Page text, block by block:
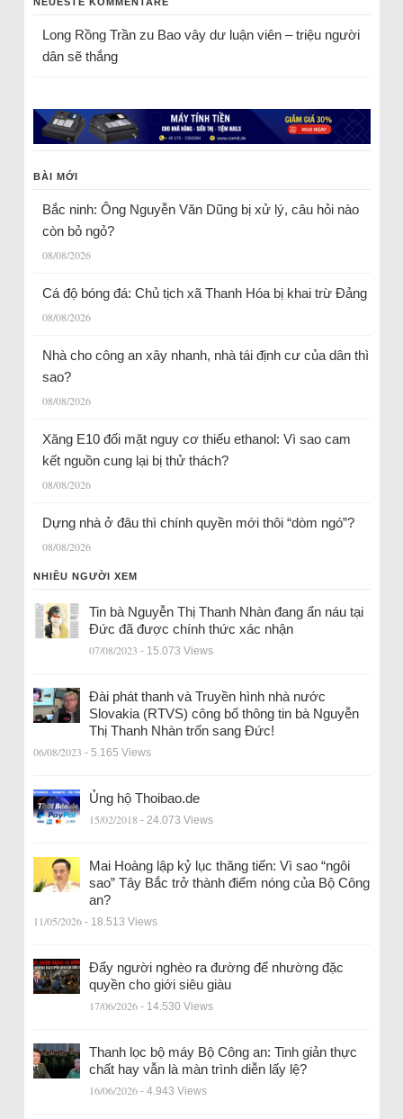
Long Rồng Trầnzu Bao vây dư luận viên – triệu người
dân sẽ thắng
BÀI MỚI
Bắc ninh: Ông Nguyễn Văn Dũng bị xử lý, câu hỏi nào
còn bỏ ngỏ?
08/08/2026
Cá độ bóng đá: Chủ tịch xã Thanh Hóa bị khai trừ Đảng
08/08/2026
Nhà cho công an xây nhanh, nhà tái định cư của dân thì
sao?
08/08/2026
Xăng E10 đối mặt nguy cơ thiếu ethanol: Vì sao cam
kết nguồn cung lại bị thử thách?
08/08/2026
Dựng nhà ở đâu thì chính quyền mới thôi “dòm ngó”?
08/08/2026
NHIỀU NGƯỜI XEM
Tin bà Nguyễn Thị Thanh Nhàn đang ẩn náu tại
Đức đã được chính thức xác nhận
07/08/2023 - 15.073 Views
Đài phát thanh và Truyền hình nhà nước
Slovakia (RTVS) công bố thông tin bà Nguyễn
Thị Thanh Nhàn trốn sang Đức!
06/08/2023 - 5.165 Views
Ủng hộ Thoibao.de
15/02/2018 - 24.073 Views
Mai Hoàng lập kỷ lục thăng tiến: Vì sao “ngôi
sao” Tây Bắc trở thành điểm nóng của Bộ Công
an?
11/05/2026 - 18.513 Views
Đẩy người nghèo ra đường để nhường đặc
quyền cho giới siêu giàu
17/06/2026 - 14.530 Views
Thanh lọc bộ máy Bộ Công an: Tinh giản thực
chất hay vẫn là màn trình diễn lấy lệ?
16/06/2026 - 4.943 Views